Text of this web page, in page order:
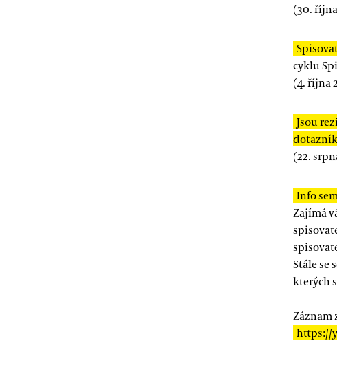
(30.
cyklu
(4. října
Jsou
(22.
Info
Zajímá
Stále se
kterých
Záznam
https://